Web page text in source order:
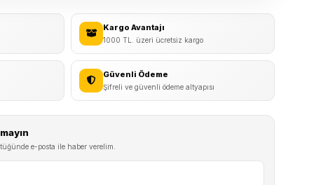
Kargo Avantajı
1000 TL. üzeri ücretsiz kargo
Güvenli Ödeme
Şifreli ve güvenli ödeme altyapısı
e-posta ile haber verelim.